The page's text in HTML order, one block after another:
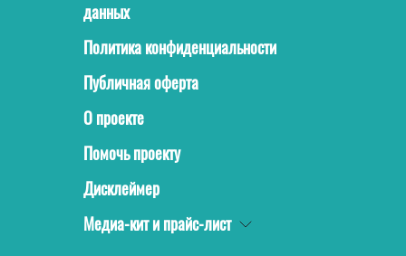
данных
Политика конфиденциальности
Публичная оферта
О проекте
Помочь проекту
Дисклеймер
Медиа-кит и прайс-лист